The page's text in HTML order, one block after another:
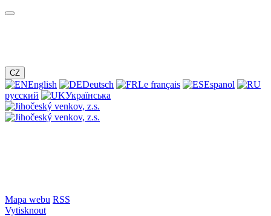
CZ
English Deutsch Le français
Espanol
русский
Українська
Mapa webu RSS
Vytisknout